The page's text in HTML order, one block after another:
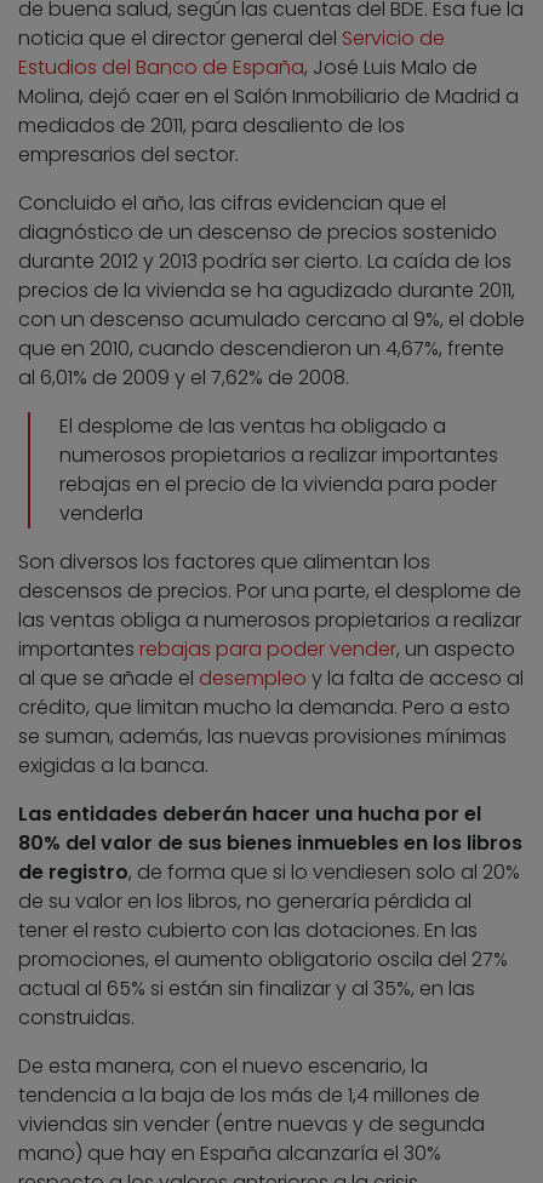
de buena salud, según las cuentas del BDE. Esa fue la
noticia que el director general del Servicio de
Estudios del Banco de España, José Luis Malo de
Molina, dejó caer en el Salón Inmobiliario de Madrid a
mediados de 2011, para desaliento de los
empresarios del sector.
Concluido el año, las cifras evidencian que el
diagnóstico de un descenso de precios sostenido
durante 2012 y 2013 podría ser cierto. La caída de los
precios de la vivienda se ha agudizado durante 2011,
con un descenso acumulado cercano al 9%, el doble
que en 2010, cuando descendieron un 4,67%, frente
al 6,01% de 2009 y el 7,62% de 2008.
El desplome de las ventas ha obligado a
numerosos propietarios a realizar importantes
rebajas en el precio de la vivienda para poder
venderla
Son diversos los factores que alimentan los
descensos de precios. Por una parte, el desplome de
las ventas obliga a numerosos propietarios a realizar
importantes rebajas para poder vender, un aspecto
al que se añade el desempleo y la falta de acceso al
crédito, que limitan mucho la demanda. Pero a esto
se suman, además, las nuevas provisiones mínimas
exigidas a la banca.
Las entidades deberán hacer una hucha por el
80% del valor de sus bienes inmuebles en los libros
de registro, de forma que si lo vendiesen solo al 20%
de su valor en los libros, no generaría pérdida al
tener el resto cubierto con las dotaciones. En las
promociones, el aumento obligatorio oscila del 27%
actual al 65% si están sin finalizar y al 35%, en las
construidas.
De esta manera, con el nuevo escenario, la
tendencia a la baja de los más de 1,4 millones de
viviendas sin vender (entre nuevas y de segunda
mano) que hay en España alcanzaría el 30%